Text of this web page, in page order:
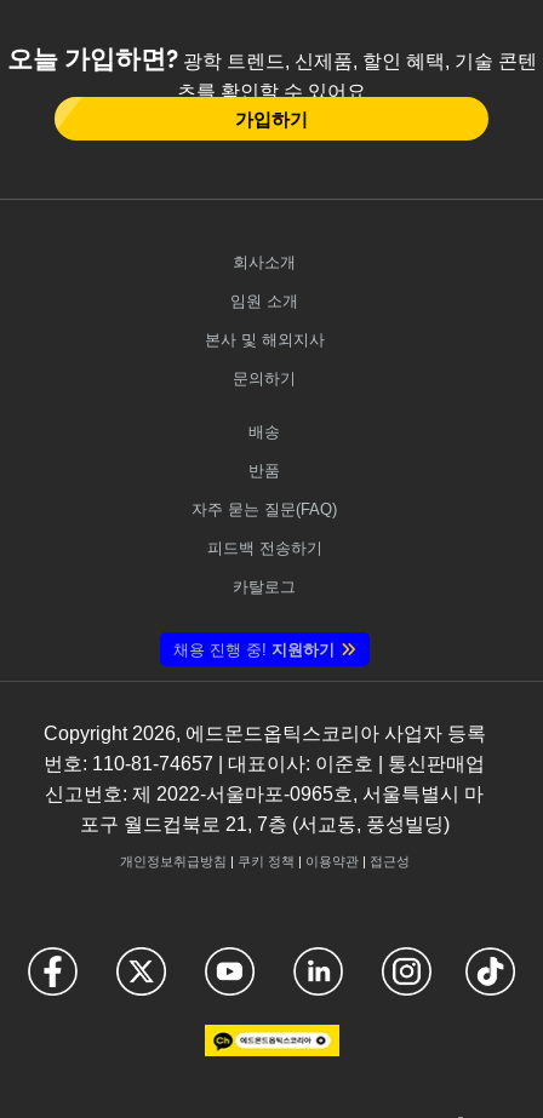
오늘 가입하면?광학 트렌드, 신제품, 할인 혜택, 기술 콘텐
츠를 확인할 수 있어요
가입하기
회사소개
임원 소개
본사 및 해외지사
문의하기
배송
반품
자주 묻는 질문(FAQ)
피드백 전송하기
카탈로그
채용 진행 중! 지원하기
Copyright 2026, 에드몬드옵틱스코리아 사업자 등록
번호: 110-81-74657 | 대표이사: 이준호 | 통신판매업
신고번호: 제 2022-서울마포-0965호, 서울특별시 마
포구 월드컵북로 21, 7층 (서교동, 풍성빌딩)
개인정보취급방침 | 쿠키 정책 | 이용약관| 접근성